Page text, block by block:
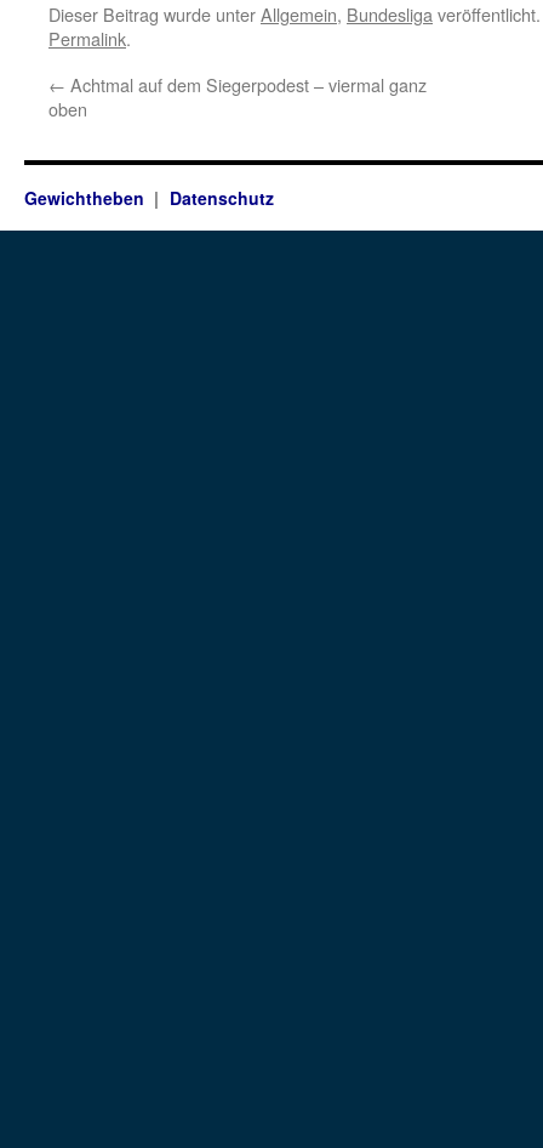
Dieser Beitrag wurde unterAllgemein, Bundesliga
Permalink.
← Achtmal auf dem Siegerpodest – viermal ganz
oben
Gewichtheben Datenschutz